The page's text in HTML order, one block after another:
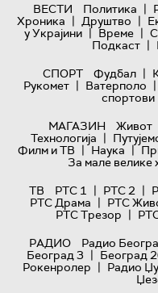
ВЕСТИ Политика |
Хроника | Друштво |
у Украјини | Време |
Подкаст |
СПОРТ
Фудбал |
Рукомет | Ватерполо |
спортови
МАГАЗИН
Живот
Технологијa |
Филм и ТВ | Наука |
За мале велике
ТВ
РТС 1 | РТС 2 |
РТС Драма | РТС
РТС Трезор |
РАДИО
Радио
Београд 3 | Београд
Рокенролер | Радио